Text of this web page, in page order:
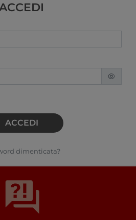
ACCEDI
dimenticata?